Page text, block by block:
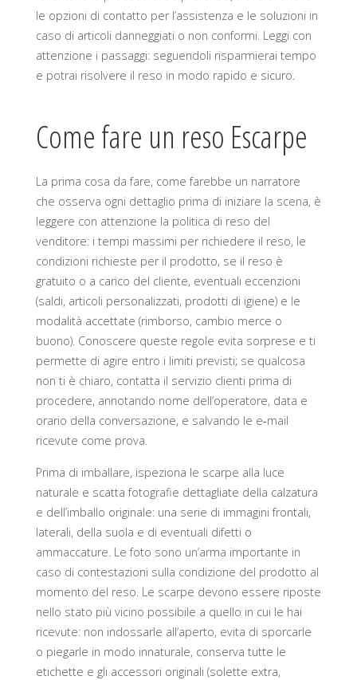
le opzioni di contatto per l’assistenza e le soluzioni in
caso di articoli danneggiati o non conformi. Leggi con
attenzione i passaggi: seguendoli risparmierai tempo
e potrai risolvere il reso in modo rapido e sicuro.
Come fare un reso Escarpe
La prima cosa da fare, come farebbe un narratore
che osserva ogni dettaglio prima di iniziare la scena, è
leggere con attenzione la politica di reso del
venditore: i tempi massimi per richiedere il reso, le
condizioni richieste per il prodotto, se il reso è
gratuito o a carico del cliente, eventuali eccenzioni
(saldi, articoli personalizzati, prodotti di igiene) e le
modalità accettate (rimborso, cambio merce o
buono). Conoscere queste regole evita sorprese e ti
permette di agire entro i limiti previsti; se qualcosa
non ti è chiaro, contatta il servizio clienti prima di
procedere, annotando nome dell’operatore, data e
orario della conversazione, e salvando le e‑mail
ricevute come prova.
Prima di imballare, ispeziona le scarpe alla luce
naturale e scatta fotografie dettagliate della calzatura
e dell’imballo originale: una serie di immagini frontali,
laterali, della suola e di eventuali difetti o
ammaccature. Le foto sono un’arma importante in
caso di contestazioni sulla condizione del prodotto al
momento del reso. Le scarpe devono essere riposte
nello stato più vicino possibile a quello in cui le hai
ricevute: non indossarle all’aperto, evita di sporcarle
o piegarle in modo innaturale, conserva tutte le
etichette e gli accessori originali (solette extra,